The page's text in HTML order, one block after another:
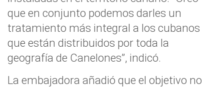
que en conjunto podemos darles un
tratamiento más integral a los cubanos
que están distribuidos por toda la
geografía de Canelones”, indicó.
La embajadora añadió que el objetivo no